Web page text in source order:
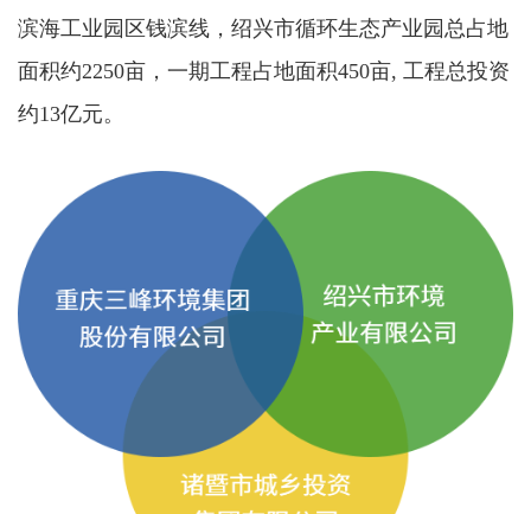
滨海工业园区钱滨线，绍兴市循环生态产业园总占地
面积约2250亩，一期工程占地面积450亩, 工程总投资
约13亿元。